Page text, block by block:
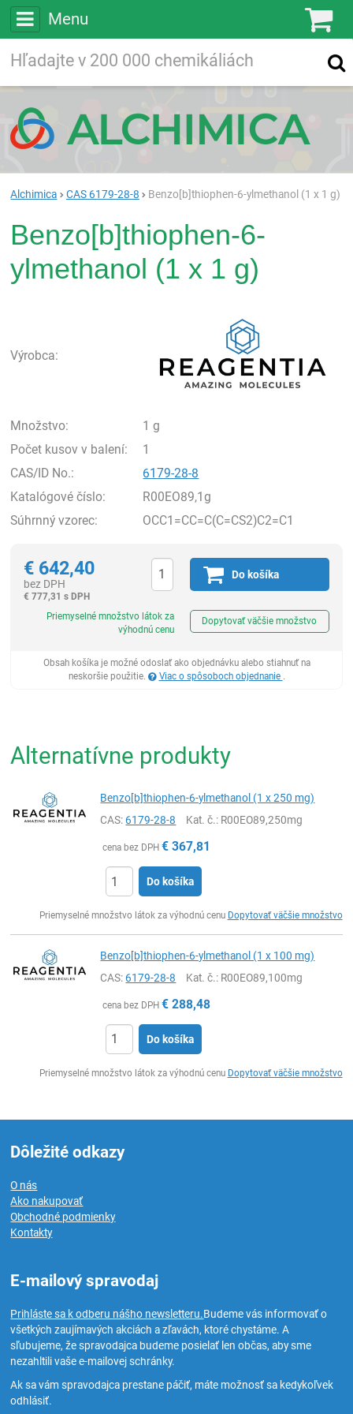
Menu
Vyhľadávanie
Alchimica CAS 6179-28-8 Benzo[b]thiophen-6-ylmethanol (1 x 1 g)
Benzo[b]thiophen-6-
ylmethanol (1 x 1 g)
Výrobca:
Množstvo:
1 g
Počet kusov v balení:
1
CAS/ID No.:
6179-28-8
Katalógové číslo:
R00EO89,1g
Súhrnný vzorec:
OCC1=CC=C(C=CS2)C2=C1
€ 642,40
bez DPH
€ 777,31 s DPH
Do košíka
Priemyselné množstvo látok za
výhodnú cenu
Dopytovať väčšie množstvo
Obsah košíka je možné odoslať ako objednávku alebo stiahnuť na
neskoršie použitie.
Viac o spôsoboch objednanie .
Alternatívne produkty
Benzo[b]thiophen-6-ylmethanol (1 x 250 mg)
CAS:6179-28-8 Kat. č.: R00EO89,250mg
cena bez DPH € 367,81
Do košíka
Priemyselné množstvo látok za výhodnú cenu Dopytovať väčšie množstvo
Benzo[b]thiophen-6-ylmethanol (1 x 100 mg)
CAS:6179-28-8 Kat. č.: R00EO89,100mg
cena bez DPH € 288,48
Do košíka
Priemyselné množstvo látok za výhodnú cenu Dopytovať väčšie množstvo
Dôležité odkazy
O nás
Ako nakupovať
Obchodné podmienky
Kontakty
E-mailový spravodaj
Prihláste sa k odberu nášho newsletteru.Budeme vás informovať o
všetkých zaujímavých akciách a zľavách, ktoré chystáme. A
sľubujeme, že spravodajca budeme posielať len občas, aby sme
nezahltili vaše e-mailovej schránky.
Ak sa vám spravodajca prestane páčiť, máte možnosť sa kedykoľvek
odhlásiť.